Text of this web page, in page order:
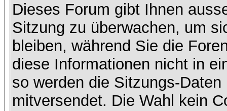
Dieses Forum gibt Ihnen
Sitzung zu überwachen, um
bleiben, während Sie die
diese Informationen nicht in
so werden die Sitzungs-
mitversendet. Die Wahl kein